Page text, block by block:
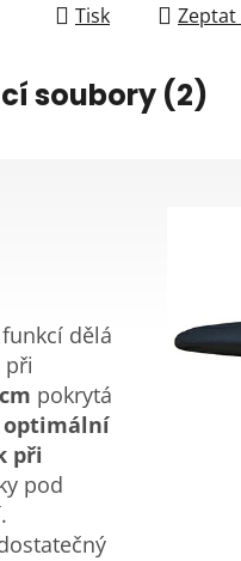
Tisk Zeptat
soubory (2)
dělá
při
pokrytá
při
pod
.